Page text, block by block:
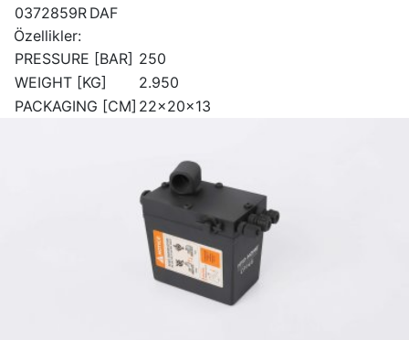
0372859R DAF
Özellikler:
PRESSURE [BAR] 250
WEIGHT [KG]
2.950
PACKAGING [CM] 22x20x13